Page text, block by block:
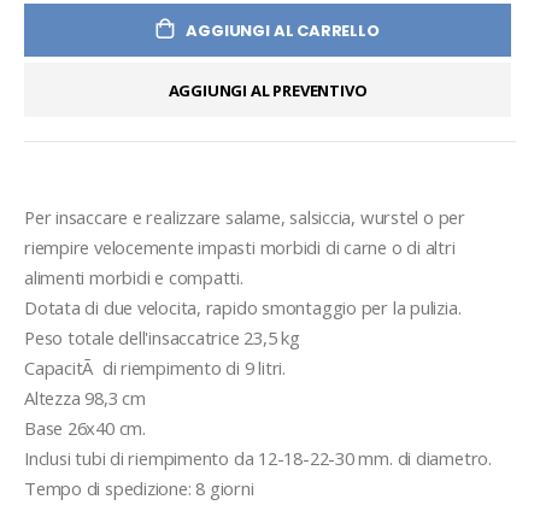
AGGIUNGI AL CARRELLO
AGGIUNGI AL PREVENTIVO
Per insaccare e realizzare salame, salsiccia, wurstel o per
riempire velocemente impasti morbidi di carne o di altri
alimenti morbidi e compatti.
Dotata di due velocita, rapido smontaggio per la pulizia.
Peso totale dell'insaccatrice 23,5 kg
CapacitÃ  di riempimento di 9 litri.
Altezza 98,3 cm
Base 26x40 cm.
Inclusi tubi di riempimento da 12-18-22-30 mm. di diametro.
Tempo di spedizione: 8 giorni